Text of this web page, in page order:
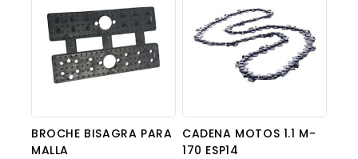
BROCHE BISAGRA PARA
MALLA
CADENA MOTOS 1.1 M-
170 ESP14